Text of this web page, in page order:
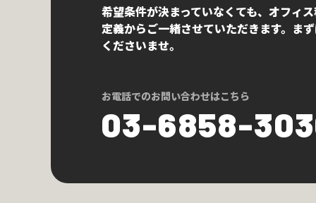
希望条件が決まっていなくても、オフィ
定義からご一緒させていただきます。ま
くださいませ。
お電話でのお問い合わせはこちら
03-6858-